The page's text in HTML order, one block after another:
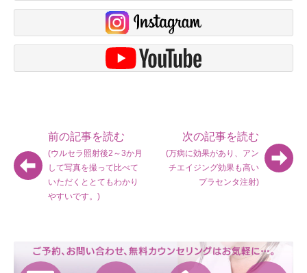
前の記事を読む
(ウルセラ照射後2～3か月
して写真を撮って比べて
いただくととてもわかり
やすいです。)
次の記事を読む
(万病に効果があり、アン
チエイジング効果も高い
プラセンタ注射)